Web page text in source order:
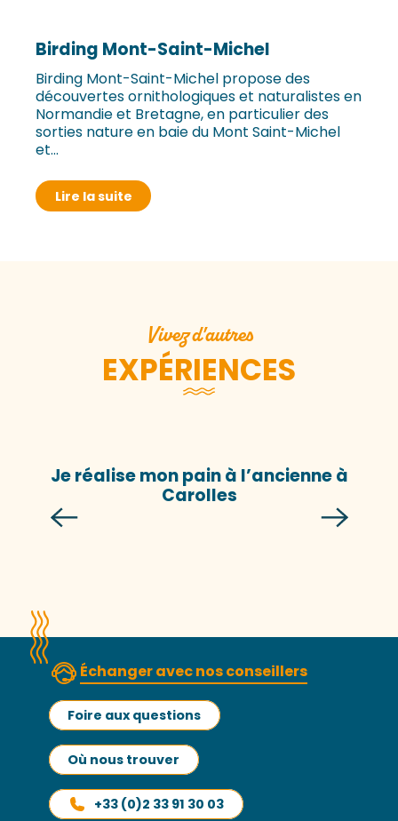
Birding Mont-Saint-Michel
Birding Mont-Saint-Michel propose des
découvertes ornithologiques et naturalistes en
Normandie et Bretagne, en particulier des
sorties nature en baie du Mont Saint-Michel
et...
Lire la suite
Vivez d'autres
EXPÉRIENCES
Je réalise mon pain à l’ancienne à
Carolles
Échanger avec nos conseillers
Foire aux questions
Où nous trouver
+33 (0)2 33 91 30 03